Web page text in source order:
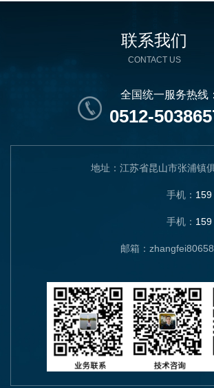
联系我们
CONTACT US
全国统一服务热线：
0512-
地址：江苏省昆山市张浦镇
手机：
手机：
邮箱：